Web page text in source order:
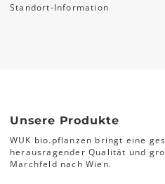
Standort-Information
Unsere Produkte
WUK bio.pflanzen bringt eine
herausragender Qualität und
Marchfeld nach Wien.